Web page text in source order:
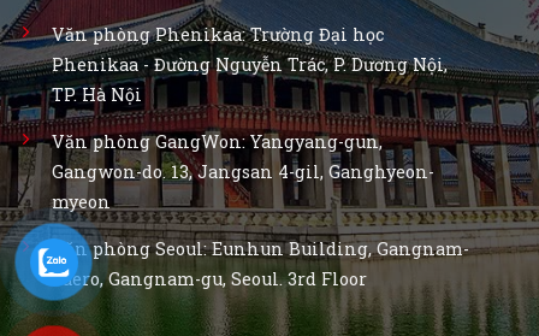
Văn phòng Phenikaa: Trường Đại học
Phenikaa - Đường Nguyễn Trác, P. Dương Nội,
TP. Hà Nội
Văn phòng GangWon: Yangyang-gun,
Gangwon-do. 13, Jangsan 4-gil, Ganghyeon-
myeon
Văn phòng Seoul: Eunhun Building, Gangnam-
daero, Gangnam-gu, Seoul. 3rd Floor